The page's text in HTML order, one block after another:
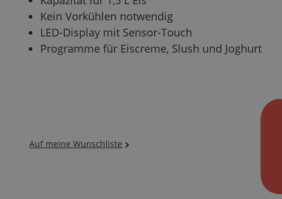
Kein Vorkühlen notwendig
LED-Display mit Sensor-Touch
Programme für Eiscreme, Slush und Joghurt